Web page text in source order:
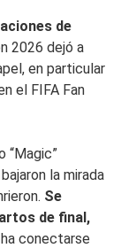
de
2026 dejó a
en particular
el FIFA Fan
“Magic”
la mirada
Se
de final,
conectarse